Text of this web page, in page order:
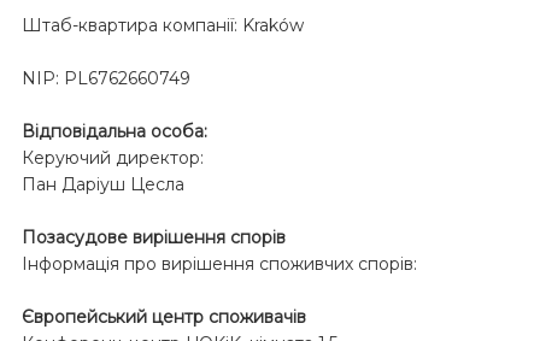
Штаб-квартира компанії: Kraków
NIP: PL6762660749
Відповідальна особа:
Керуючий директор:
Пан Даріуш Цесла
Позасудове вирішення спорів
Інформація про вирішення споживчих спорів:
Європейський центр споживачів